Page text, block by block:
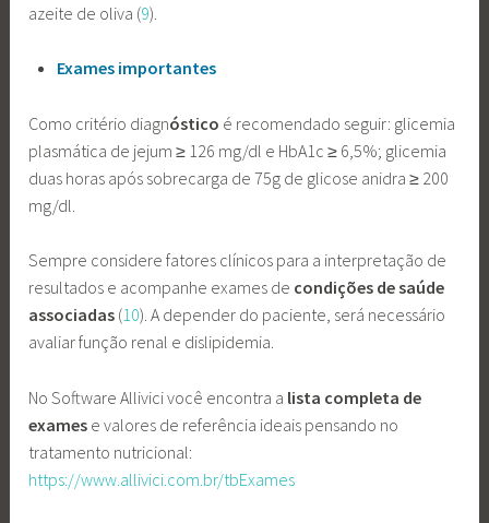
azeite de oliva (9).
Exames importantes
Como critério diagnóstico é recomendado seguir: glicemia
plasmática de jejum ≥ 126 mg/dl e HbA1c ≥ 6,5%; glicemia
duas horas após sobrecarga de 75g de glicose anidra ≥ 200
mg/dl.
Sempre considere fatores clínicos para a interpretação de
resultados e acompanhe exames de condições de saúde
associadas (10). A depender do paciente, será necessário
avaliar função renal e dislipidemia.
No Software Allivici você encontra a lista completa de
exames e valores de referência ideais pensando no
tratamento nutricional:
https://www.allivici.com.br/tbExames